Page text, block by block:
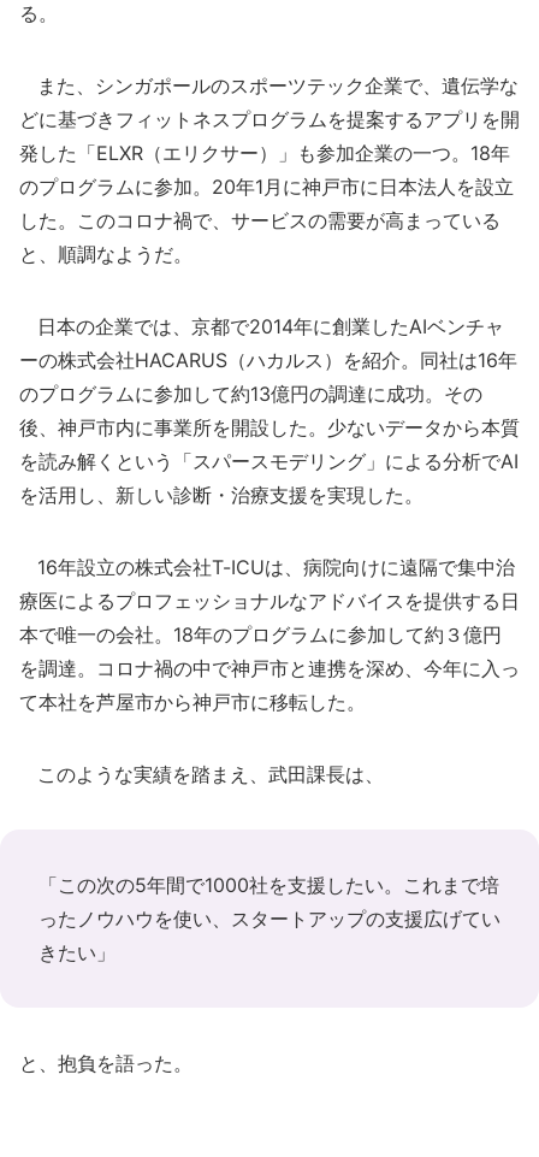
る。
また、シンガポールのスポーツテック企業で、遺伝学な
どに基づきフィットネスプログラムを提案するアプリを開
発した「ELXR（エリクサー）」も参加企業の一つ。18年
のプログラムに参加。20年1月に神戸市に日本法人を設立
した。このコロナ禍で、サービスの需要が高まっている
と、順調なようだ。
日本の企業では、京都で2014年に創業したAIベンチャ
ーの株式会社HACARUS（ハカルス）を紹介。同社は16年
のプログラムに参加して約13億円の調達に成功。その
後、神戸市内に事業所を開設した。少ないデータから本質
を読み解くという「スパースモデリング」による分析でAI
を活用し、新しい診断・治療支援を実現した。
16年設立の株式会社T-ICUは、病院向けに遠隔で集中治
療医によるプロフェッショナルなアドバイスを提供する日
本で唯一の会社。18年のプログラムに参加して約３億円
を調達。コロナ禍の中で神戸市と連携を深め、今年に入っ
て本社を芦屋市から神戸市に移転した。
このような実績を踏まえ、武田課長は、
「この次の5年間で1000社を支援したい。これまで培
ったノウハウを使い、スタートアップの支援広げてい
きたい」
と、抱負を語った。